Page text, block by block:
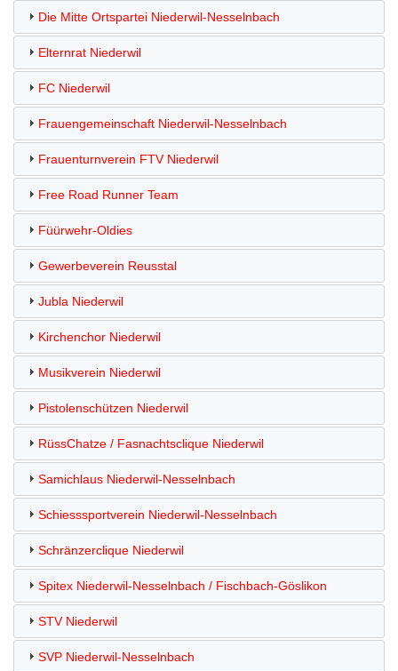
Die Mitte Ortspartei Niederwil-Nesselnbach
Elternrat Niederwil
FC Niederwil
Frauengemeinschaft Niederwil-Nesselnbach
Frauenturnverein FTV Niederwil
Free Road Runner Team
Füürwehr-Oldies
Gewerbeverein Reusstal
Jubla Niederwil
Kirchenchor Niederwil
Musikverein Niederwil
Pistolenschützen Niederwil
RüssChatze / Fasnachtsclique Niederwil
Samichlaus Niederwil-Nesselnbach
Schiesssportverein Niederwil-Nesselnbach
Schränzerclique Niederwil
Spitex Niederwil-Nesselnbach / Fischbach-Göslikon
STV Niederwil
SVP Niederwil-Nesselnbach